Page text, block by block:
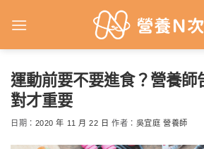
運動前要不要進食？營養師
對才重要
日期： 2020 年 11 月 22 日 作者： 吳宜庭 營養師